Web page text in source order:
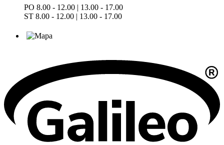
PO 8.00 - 12.00 | 13.00 - 17.00
ST 8.00 - 12.00 | 13.00 - 17.00